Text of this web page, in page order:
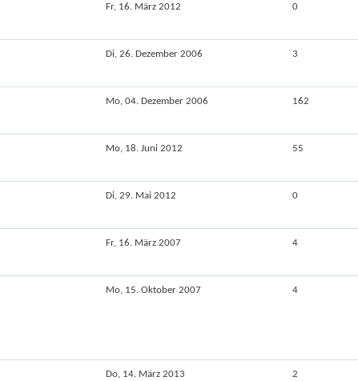
Fr, 16. März 2012 0
Di, 26. Dezember 2006 3
Mo, 04. Dezember 2006 162
Mo, 18. Juni 2012 55
Di, 29. Mai 2012 0
Fr, 16. März 2007 4
Mo, 15. Oktober 2007 4
Do, 14. März 2013 2